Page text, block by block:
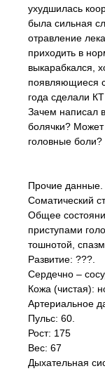
ухудшилась
была сильная
отравление
приходить в
выкарабкался,
появляющиеся
года сделали
Зачем написал
болячки? Может
головные боли?
Прочие данные.
Соматический
Общее
приступами
тошнотой,
Развитие: ???.
Сердечно –
Кожа (чистая):
Артериальное
Пульс: 60.
Рост: 175
Вес: 67
Дыхательная